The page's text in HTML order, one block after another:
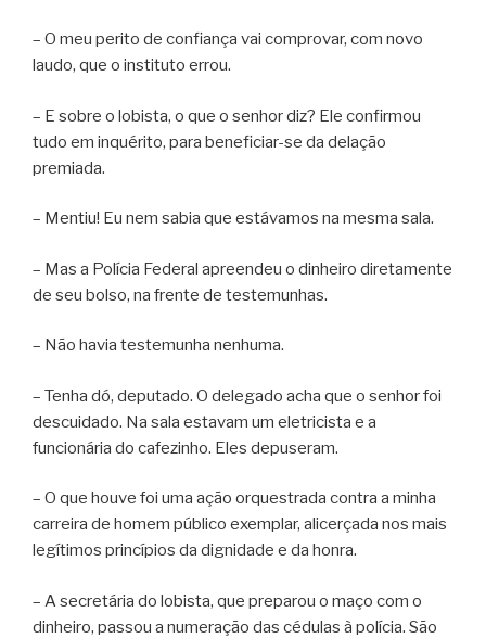
– O meu perito de confiança vai comprovar, com novo
laudo, que o instituto errou.
– E sobre o lobista, o que o senhor diz? Ele confirmou
tudo em inquérito, para beneficiar-se da delação
premiada.
– Mentiu! Eu nem sabia que estávamos na mesma sala.
– Mas a Polícia Federal apreendeu o dinheiro diretamente
de seu bolso, na frente de testemunhas.
– Não havia testemunha nenhuma.
– Tenha dó, deputado. O delegado acha que o senhor foi
descuidado. Na sala estavam um eletricista e a
funcionária do cafezinho. Eles depuseram.
– O que houve foi uma ação orquestrada contra a minha
carreira de homem público exemplar, alicerçada nos mais
legítimos princípios da dignidade e da honra.
– A secretária do lobista, que preparou o maço com o
dinheiro, passou a numeração das cédulas à polícia. São